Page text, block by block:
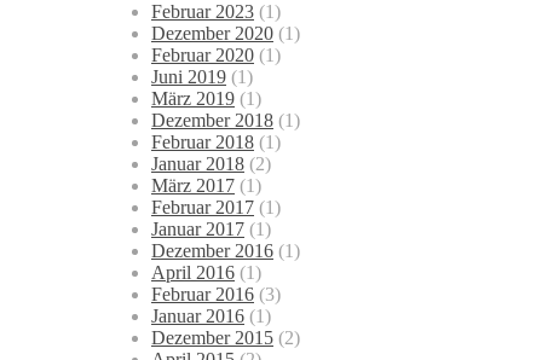
Februar 2023 (1)
Dezember 2020 (1)
Februar 2020 (1)
Juni 2019 (1)
März 2019 (1)
Dezember 2018 (1)
Februar 2018 (1)
Januar 2018 (2)
März 2017 (1)
Februar 2017 (1)
Januar 2017 (1)
Dezember 2016 (1)
April 2016 (1)
Februar 2016 (3)
Januar 2016 (1)
Dezember 2015 (2)